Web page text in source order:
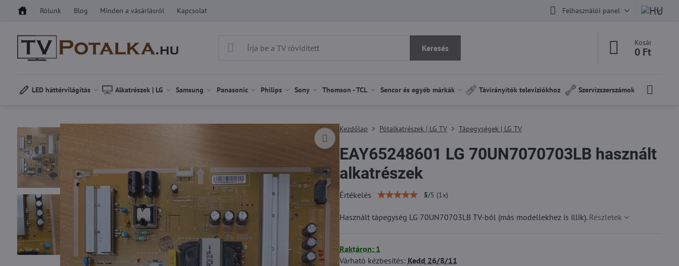
Rólunk Blog Minden a vásárlásról Kapcsolat Felhasználói panel
Keresés
Kosár
0 Ft
LED háttérvilágítás Alkatrészek | LG Samsung Panasonic Philips Sony Thomson - TCL Sencor és egyéb márkák Távirányítók televíziókhoz Szervizszerszámok
Kezdőlap Pótalkatrészek | LG TV Tápegységek | LG TV
EAY65248601 LG 70UN7070703LB használt
alkatrészek
Értékelés 5/5 (1x)
Használt tápegység LG 70UN70703LB TV-ből (más modellekhez is illik). Részletek
Raktáron: 1
Várható kézbesítés: Kedd 26/8/11